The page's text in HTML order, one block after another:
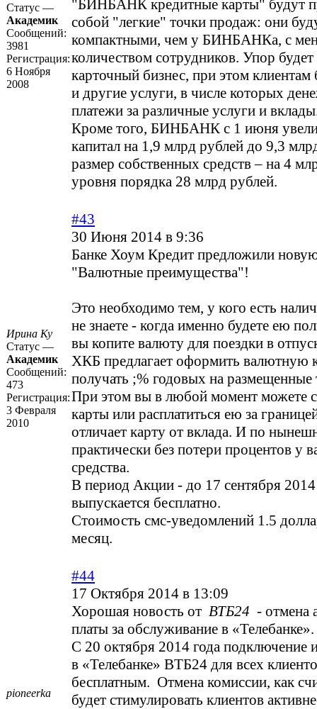
Статус —
Академик
Сообщений:
3981
Регистрация:
6 Ноября
2008
"БИНБАНК кредитные карты" будут
собой "легкие" точки продаж: они
компактными, чем у БИНБАНКа, с
количеством сотрудников. Упор будет
карточный бизнес, при этом
и другие услуги, в числе которых
платежи за различные услуги и
Кроме того, БИНБАНК с 1 июня
капитал на 1,9 млрд рублей до 9,3
размер собственных средств – на 4
уровня порядка 28 млрд рублей.
Ирина Ку
Статус —
Академик
Сообщений:
473
Регистрация:
3 Февраля
2010
#43
30 Июня 2014 в 9:36
Банке Хоум Кредит предложили
"Валютные преимущества"!
Это необходимо тем, у кого есть
не знаете - когда именно будете ею
вы копите валюту для поездки в
ХКБ предлагает оформить валютную
получать ;% годовых на размещенные
При этом вы в любой момент можете
карты или расплатиться ею за
отличает карту от вклада. И по
практически без потери процентов у
средства.
В период Акции - до 17 сентября 2014
выпускается бесплатно.
Стоимость смс-уведомлений 1.5
месяц.
pioneerka
#44
17 Октября 2014 в 13:09
Хорошая новость от ВТБ24 - отмена
платы за обслуживание в «Телебанке».
С 20 октября 2014 года подключение
в «Телебанке» ВТБ24 для всех
бесплатным. Отмена комиссии, как
будет стимулировать клиентов